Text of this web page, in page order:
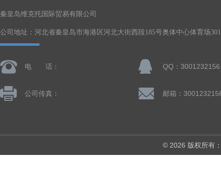
秦皇岛维克托国际贸易有限公司
公司地址：河北省秦皇岛市海港区河北大街西段185号奥体中心体育场
电 话： QQ：3001232156
公司传真： 邮箱：
© 2026 版权所有